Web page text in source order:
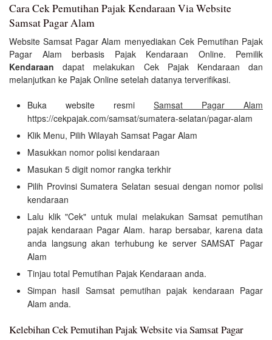
Cara Cek Pemutihan Pajak Kendaraan Via Website
Samsat Pagar Alam
Website Samsat Pagar Alam menyediakan Cek Pemutihan Pajak
Pagar Alam berbasis Pajak Kendaraan Online. Pemilik
Kendaraan dapat melakukan Cek Pajak Kendaraan dan
melanjutkan ke Pajak Online setelah datanya terverifikasi.
Buka website resmi Samsat Pagar Alam
https://cekpajak.com/samsat/sumatera-selatan/pagar-alam
Klik Menu, Pilih Wilayah Samsat Pagar Alam
Masukkan nomor polisi kendaraan
Masukan 5 digit nomor rangka terkhir
Pilih Provinsi Sumatera Selatan sesuai dengan nomor polisi
kendaraan
Lalu klik "Cek" untuk mulai melakukan Samsat pemutihan
pajak kendaraan Pagar Alam. harap bersabar, karena data
anda langsung akan terhubung ke server SAMSAT Pagar
Alam
Tinjau total Pemutihan Pajak Kendaraan anda.
Simpan hasil Samsat pemutihan pajak kendaraan Pagar
Alam anda.
Kelebihan Cek Pemutihan Pajak Website via Samsat Pagar